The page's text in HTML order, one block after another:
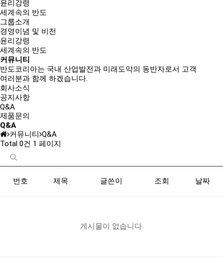
윤리강령
세계속의 반도
그룹소개
경영이념 및 비전
윤리강령
세계속의 반도
커뮤니티
반도코리아는 국내 산업발전과 미래도약의 동반자로서 고객
여러분과 함께 하겠습니다.
회사소식
공지사항
Q&A
제품문의
Q&A
커뮤니티 Q&A
Total 0건 1 페이지
번호 제목 글쓴이 조회 날짜
게시물이 없습니다.